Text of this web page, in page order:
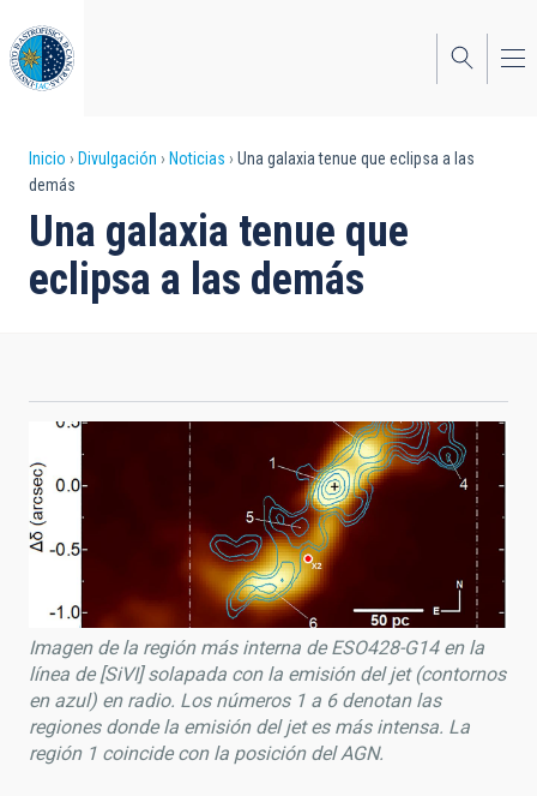
al
contenido
principal
Sobrescribir
enlaces
de
ayuda
navegación
Inicio Divulgación Noticias
Una galaxia tenue que eclipsa a las
demás
Una galaxia tenue que
eclipsa a las demás
Imagen de la región más interna de ESO428-G14 en la
línea de [SiVI] solapada con la emisión del jet (contornos
en azul) en radio. Los números 1 a 6 denotan las
regiones donde la emisión del jet es más intensa. La
región 1 coincide con la posición del AGN.